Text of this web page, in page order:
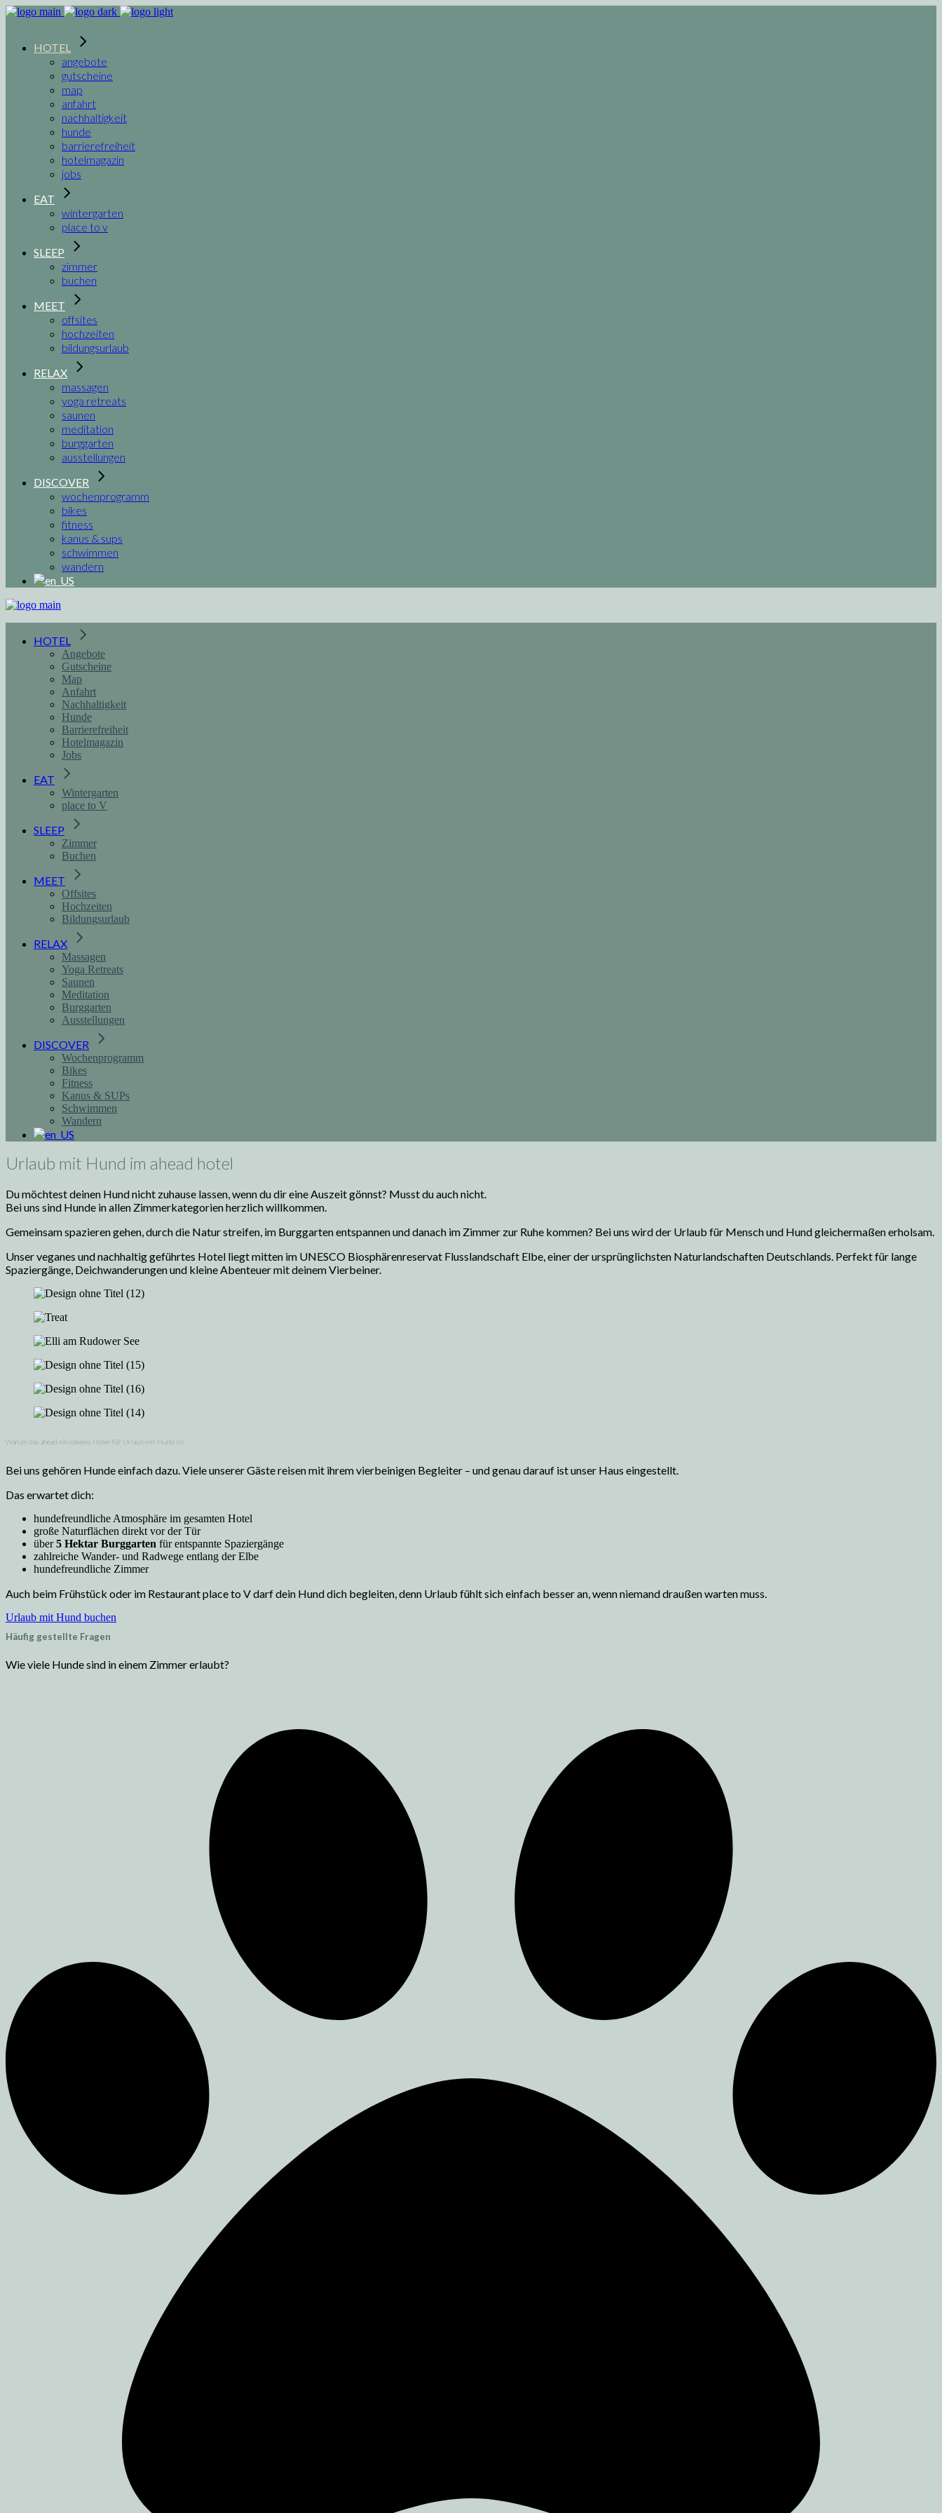
HOTEL
angebote
gutscheine
map
anfahrt
nachhaltigkeit
hunde
barrierefreiheit
hotelmagazin
jobs
EAT
wintergarten
place to v
SLEEP
zimmer
buchen
MEET
offsites
hochzeiten
bildungsurlaub
RELAX
massagen
yoga retreats
saunen
meditation
burggarten
ausstellungen
DISCOVER
wochenprogramm
bikes
fitness
kanus & sups
schwimmen
wandern
HOTEL
Angebote
Gutscheine
Map
Anfahrt
Nachhaltigkeit
Hunde
Barrierefreiheit
Hotelmagazin
Jobs
EAT
Wintergarten
place to V
SLEEP
Zimmer
Buchen
MEET
Offsites
Hochzeiten
Bildungsurlaub
RELAX
Massagen
Yoga Retreats
Saunen
Meditation
Burggarten
Ausstellungen
DISCOVER
Wochenprogramm
Bikes
Fitness
Kanus & SUPs
Schwimmen
Wandern
Urlaub mit Hund im ahead hotel
Du möchtest deinen Hund nicht zuhause lassen, wenn du dir eine Auszeit gönnst? Musst du auch nicht.
Bei uns sind Hunde in allen Zimmerkategorien herzlich willkommen.
Gemeinsam spazieren gehen, durch die Natur streifen, im Burggarten entspannen und danach im Zimmer zur Ruhe kommen? Bei uns wird der Urlaub für Mensch und Hund gleichermaßen erholsam.
Unser veganes und nachhaltig geführtes Hotel liegt mitten im UNESCO Biosphärenreservat Flusslandschaft Elbe,einer der ursprünglichsten Naturlandschaften Deutschlands. Perfekt für lange
Spaziergänge, Deichwanderungen und kleine Abenteuer mit deinem Vierbeiner.
Warum das ahead ein ideales Hotel für Urlaub mit Hund ist
Bei uns gehören Hunde einfach dazu. Viele unserer Gäste reisen mit ihrem vierbeinigen Begleiter – und genau darauf ist unser Haus eingestellt.
Das erwartet dich:
hundefreundliche Atmosphäre im gesamten Hotel
große Naturflächen direkt vor der Tür
über5 Hektar Burggarten für entspannte Spaziergänge
zahlreiche Wander- und Radwege entlang der Elbe
hundefreundliche Zimmer
Auch beim Frühstück oder im Restaurant place to V darf dein Hund dich begleiten, denn Urlaub fühlt sich einfach besser an, wenn niemand draußen warten muss.
Urlaub mit Hund buchen
Häufig gestellte Fragen
Wie viele Hunde sind in einem Zimmer erlaubt?